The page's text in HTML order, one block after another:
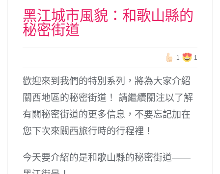
黑江城市風貌：和歌山縣的
秘密街道
1 1
歡迎來到我們的特別系列，將為大家介紹
關西地區的秘密街道！ 請繼續關注以了解
有關秘密街道的更多信息，不要忘記加在
您下次來關西旅行時的行程裡！
今天要介紹的是和歌山縣的秘密街道——